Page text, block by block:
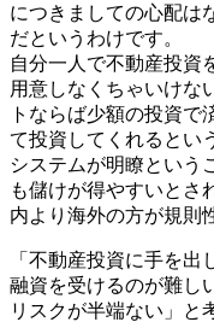
につきましての心配は
だというわけです。
自分一人で不動産投資
用意しなくちゃいけな
トならば少額の投資で
て投資してくれるとい
システムが明瞭という
も儲けが得やすいとさ
内より海外の方が規則
「不動産投資に手を
融資を受けるのが難し
リスクが半端ない」と